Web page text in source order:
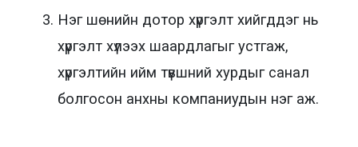
Нэг шөнийн дотор хүргэлт хийгддэг нь
хүргэлт хүлээх шаардлагыг устгаж,
хүргэлтийн ийм түвшний хурдыг санал
болгосон анхны компаниудын нэг аж.